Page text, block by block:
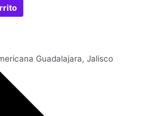
Guadalajara, Jalisco